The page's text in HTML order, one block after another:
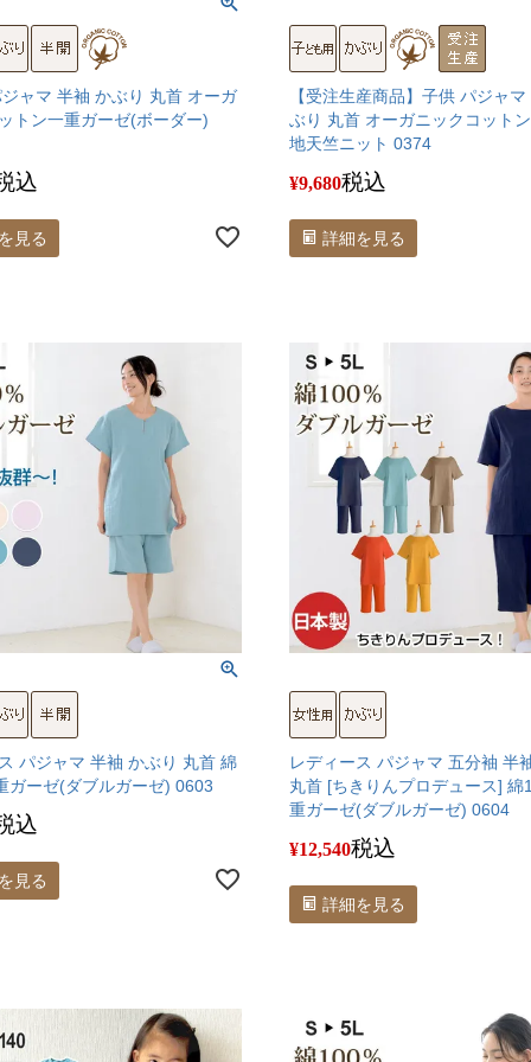
ャマ 半袖 かぶり 丸首 オーガ
トン一重ガーゼ(ボーダー)
込
見る
【受注生産商品】子供 パジャ
ぶり 丸首 オーガニックコット
地天竺ニット 0374
¥9,680税込
詳細を見る
パジャマ 半袖 かぶり 丸首 綿
ガーゼ(ダブルガーゼ) 0603
込
見る
レディース パジャマ 五分袖 半
丸首 [ちきりんプロデュース] 綿
重ガーゼ(ダブルガーゼ) 0604
¥12,540税込
詳細を見る